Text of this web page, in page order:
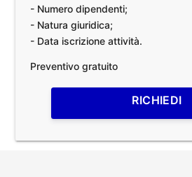
- Numero dipendenti;
- Natura giuridica;
- Data iscrizione attività.
Preventivo gratuito
RICHIEDI